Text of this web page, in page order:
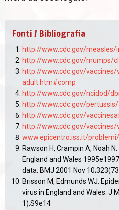
Fonti / Bibliografia
http://www.cdc.gov/measles/
http://www.cdc.gov/mumps/
http://www.cdc.gov/
adult.htm#comp
http://www.cdc.gov/ncidod/
http://www.cdc.gov/
http://www.cdc.gov/
http://www.cdc.gov/
www.epicentro.iss.it/
Rawson H, Crampin A, Noah
England and Wales
data. BMJ 2001 Nov
Brisson M, Edmunds WJ.
virus in England and Wales. J
1):S9e14